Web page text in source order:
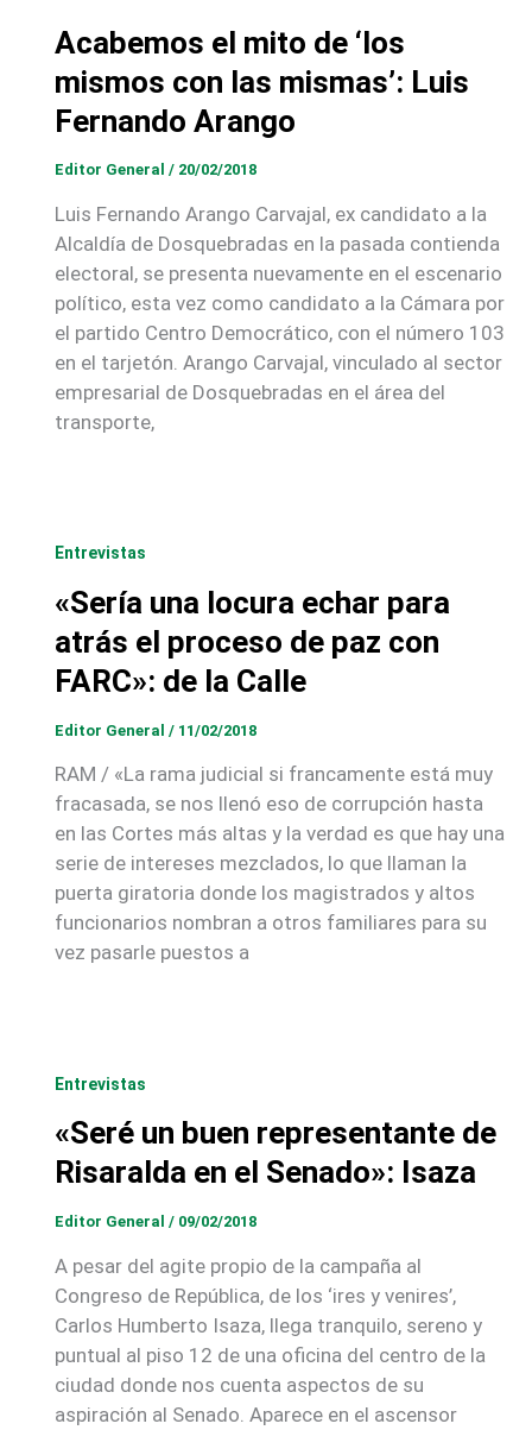
Acabemos el mito de ‘los
mismos con las mismas’: Luis
Fernando Arango
Editor General / 20/02/2018
Luis Fernando Arango Carvajal, ex candidato a la
Alcaldía de Dosquebradas en la pasada contienda
electoral, se presenta nuevamente en el escenario
político, esta vez como candidato a la Cámara por
el partido Centro Democrático, con el número 103
en el tarjetón. Arango Carvajal, vinculado al sector
empresarial de Dosquebradas en el área del
transporte,
Entrevistas
«Sería una locura echar para
atrás el proceso de paz con
FARC»: de la Calle
Editor General / 11/02/2018
RAM / «La rama judicial si francamente está muy
fracasada, se nos llenó eso de corrupción hasta
en las Cortes más altas y la verdad es que hay una
serie de intereses mezclados, lo que llaman la
puerta giratoria donde los magistrados y altos
funcionarios nombran a otros familiares para su
vez pasarle puestos a
Entrevistas
«Seré un buen representante de
Risaralda en el Senado»: Isaza
Editor General / 09/02/2018
A pesar del agite propio de la campaña al
Congreso de República, de los ‘ires y venires’,
Carlos Humberto Isaza, llega tranquilo, sereno y
puntual al piso 12 de una oficina del centro de la
ciudad donde nos cuenta aspectos de su
aspiración al Senado. Aparece en el ascensor